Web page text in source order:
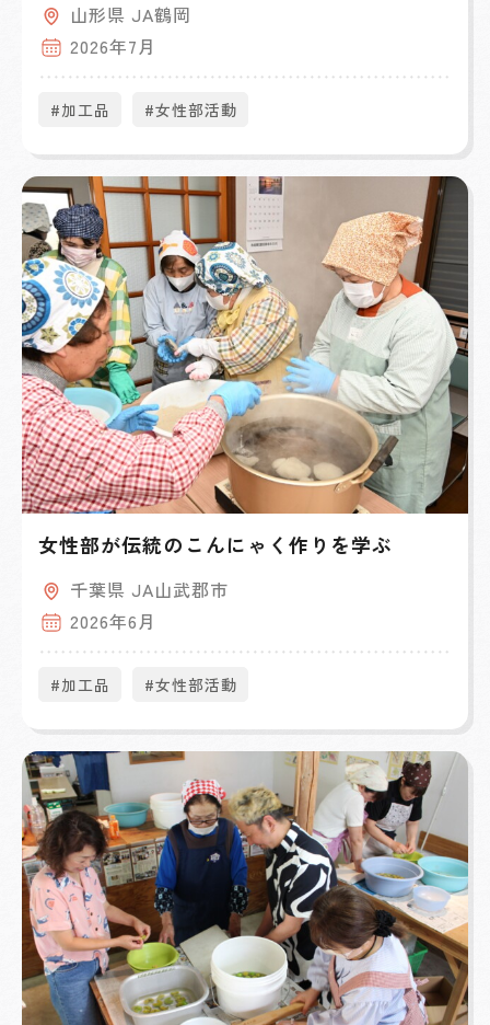
山形県 JA鶴岡
2026年7月
#加工品 #女性部活動
女性部が伝統のこんにゃく作りを学ぶ
千葉県 JA山武郡市
2026年6月
#加工品 #女性部活動